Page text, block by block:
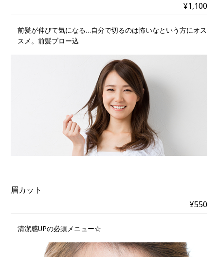
¥1,100
前髪が伸びて気になる…自分で切るのは怖いなという方にオス
スメ。前髪ブロー込
眉カット
¥550
清潔感UPの必須メニュー☆